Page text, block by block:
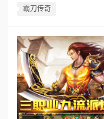
霸刀传奇